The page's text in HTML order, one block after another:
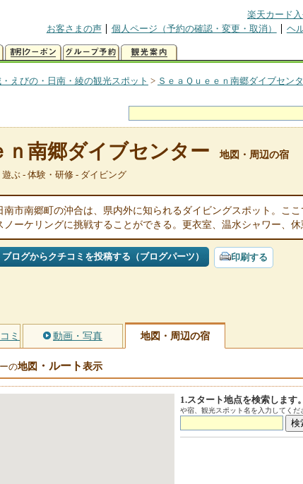
楽天カード
お客さまの声
個人ページ（予約の確認・変更・取消） ヘ
えびの・日南・綾の観光スポット > ＳｅａＱｕｅｅｎ南郷ダイブセン
ｎ南郷ダイブセンター 地図・周辺の宿
遊ぶ - 体験・研修 - ダイビング
南市南郷町の沖合は、県内外に知られるダイビングスポット。こ
ノーケリングに挑戦することができる。更衣室、温水シャワー、休
ブログからクチコミを投稿する（ブログパーツ） 印刷する
ミ 動画・写真 地図・周辺の宿
の地図 ・ルート表示
1.スタート地点を検索します。
や宿、観光スポット名を入力してくだ